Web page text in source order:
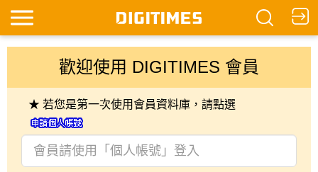
歡迎使用 DIGITIMES 會員
★ 若您是第一次使用會員資料庫，請點選